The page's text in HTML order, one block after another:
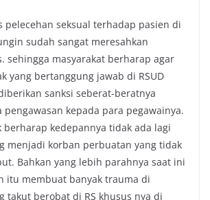
pelecehan seksual terhadap pasien di
sudah sangat meresahkan
sehingga masyarakat berharap agar
yang bertanggung jawab di RSUD
sanksi seberat-beratnya
kepada para pegawainya.
berharap kedepannya tidak ada lagi
menjadi korban perbuatan yang tidak
Bahkan yang lebih parahnya saat ini
itu membuat banyak trauma di
takut berobat di RS khusus nya di